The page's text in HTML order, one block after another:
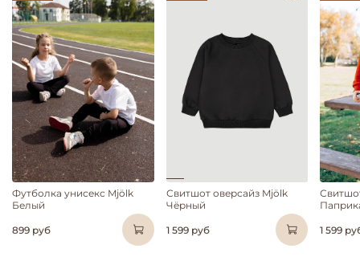
Футболка унисекс Mjölk
Белый
899 руб
Свитшот оверсайз Mjölk
Чёрный
1 599 руб 1 599